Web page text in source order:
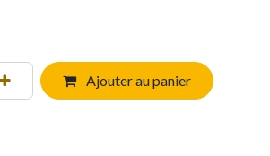
Ajouter au panier